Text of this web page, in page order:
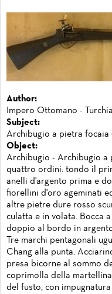
Author:
Impero Ottomano -
Subject:
Archibugio a pietra focaia
Object:
Archibugio - Archibugio a
quattro ordini: tondo il
anelli d'argento prima e
fiorellini d'oro ageminati
altre pietre dure rosso
culatta e in volata. Bocca
doppio al bordo in
Tre marchi pentagonali
Chang alla punta.
presa bicorne al sommo
coprimolla della
del fusto, con